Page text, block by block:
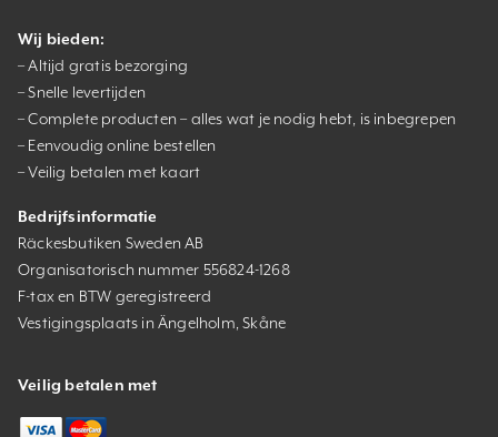
Wij bieden:
– Altijd gratis bezorging
– Snelle levertijden
– Complete producten – alles wat je nodig hebt, is inbegrepen
– Eenvoudig online bestellen
– Veilig betalen met kaart
Bedrijfsinformatie
Räckesbutiken Sweden AB
Organisatorisch nummer 556824-1268
F-tax en BTW geregistreerd
Vestigingsplaats in Ängelholm, Skåne
Veilig betalen met